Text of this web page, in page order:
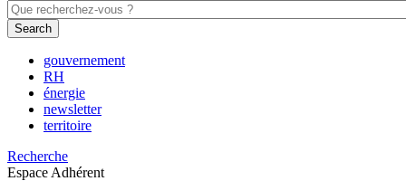
gouvernement
RH
énergie
newsletter
territoire
Recherche
Espace Adhérent